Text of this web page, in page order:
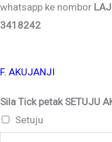
whatsapp ke nombor
3418242
F. AKUJANJI
Sila Tick petak SETUJU
Setuju